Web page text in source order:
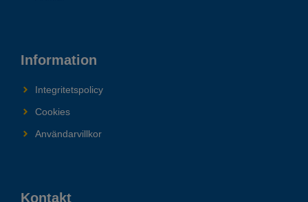
Information
Integritetspolicy
Cookies
Användarvillkor
Kontakt